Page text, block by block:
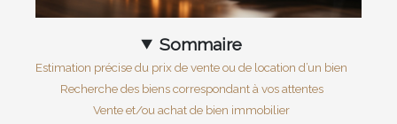
Sommaire
Estimation précise du prix de vente ou de location d’un bien
Recherche des biens correspondant à vos attentes
Vente et/ou achat de bien immobilier